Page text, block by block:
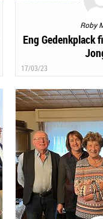
Roby
Eng Gedenkplack
17/03/23